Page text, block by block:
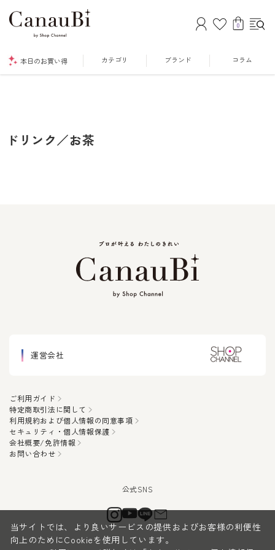
0
本日のお買い得 カテゴリ ブランド コラム
ドリンク／お茶
運営会社
ご利用ガイド
特定商取引法に関して
利用規約および個人情報の同意事項
セキュリティ・個人情報保護
会社概要/免許情報
お問い合わせ
当サイトでは、より良いサービスの提供およびお客様の利便性
向上のためにCookieを使用しています。